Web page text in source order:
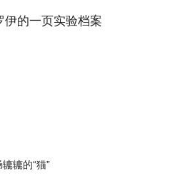
伊的一页实验档案
辘的“猫”